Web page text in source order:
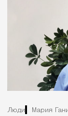
Люди Мария